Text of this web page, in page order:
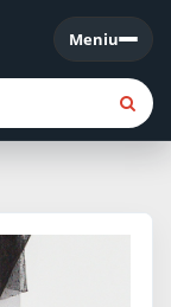
Meniu
Meniu